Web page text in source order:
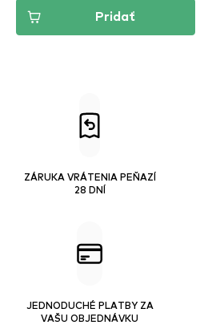
Pridať
ZÁRUKA VRÁTENIA PEŇAZÍ
28 DNÍ
JEDNODUCHÉ PLATBY ZA
VAŠU OBJEDNÁVKU